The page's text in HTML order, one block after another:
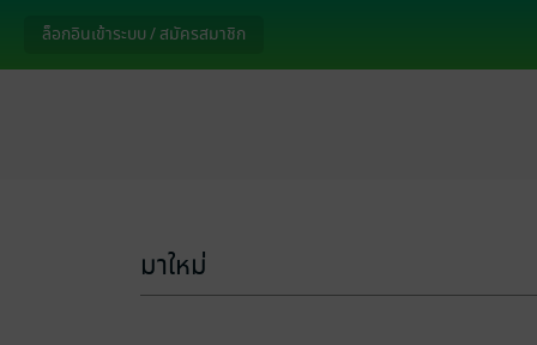
ล็อกอินเข้าระบบ / สมัครสมาชิก
มาใหม่